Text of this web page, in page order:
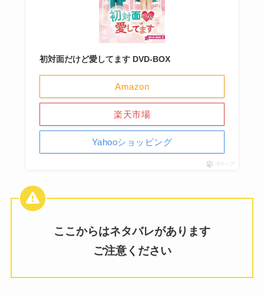
初対面だけど愛してます DVD-BOX
Amazon
楽天市場
Yahooショッピング
ポチップ
ここからはネタバレがあります
ご注意ください